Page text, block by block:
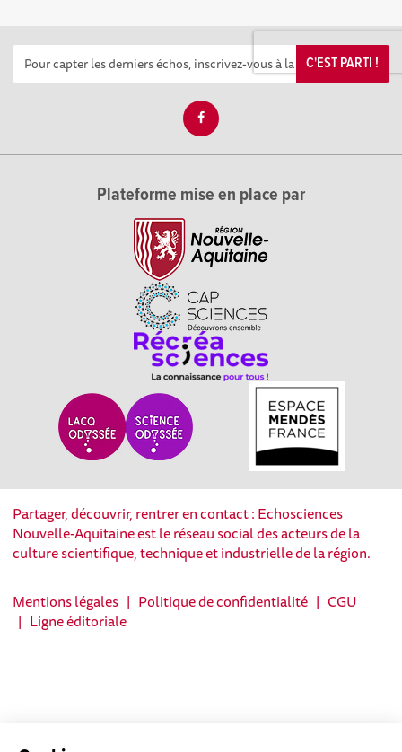
C'EST PARTI !
Plateforme mise en place par
Partager, découvrir, rentrer en contact : Echosciences
Nouvelle-Aquitaine est le réseau social des acteurs de la
culture scientifique, technique et industrielle de la région.
Mentions légales | Politique de confidentialité | CGU
| Ligne éditoriale